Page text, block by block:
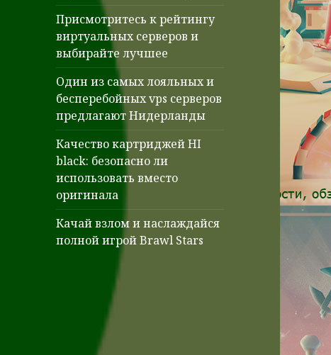
Присмотритесь к рейтингу
виртуальных серверов и
выбирайте лучшее
Один из самых лояльных и
бесперебойных vps серверов
предлагают Нидерланды
Качество картриджей HI
black: безопасно ли
использовать вместо
оригинала
Качай взлом и наслаждайся
полной игрой Brawl Stars